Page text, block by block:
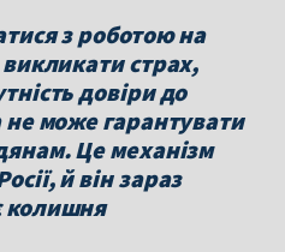
з роботою на
викликати страх,
довіри до
не може гарантувати
Це механізм
й він зараз
колишня